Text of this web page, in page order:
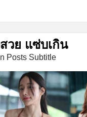
วย แซ่บเกิน
Posts Subtitle